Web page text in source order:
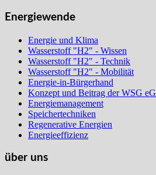
Energiewende
Energie und Klima
Wasserstoff "H2" - Wissen
Wasserstoff "H2" - Technik
Wasserstoff "H2" - Mobilität
Energie-in-Bürgerhand
Konzept und Beitrag der WSG eG
Energiemanagement
Speichertechniken
Regenerative Energien
Energieeffizienz
über uns